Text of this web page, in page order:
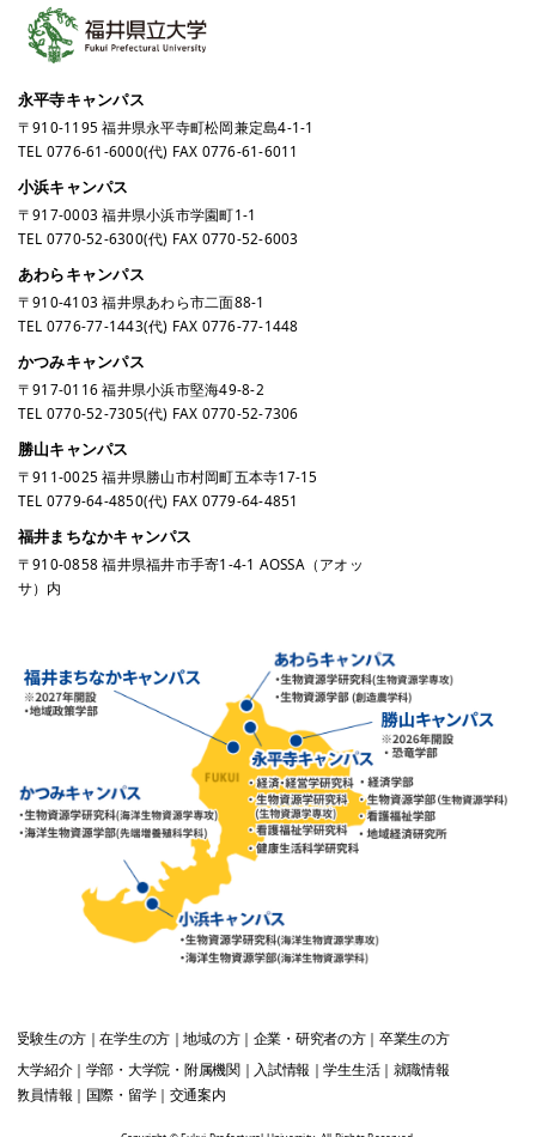
永平寺キャンパス
〒910-1195 福井県永平寺町松岡兼定島4-1-1
TEL 0776-61-6000(代) FAX 0776-61-6011
小浜キャンパス
〒917-0003 福井県小浜市学園町1-1
TEL 0770-52-6300(代) FAX 0770-52-6003
あわらキャンパス
〒910-4103 福井県あわら市二面88-1
TEL 0776-77-1443(代) FAX 0776-77-1448
かつみキャンパス
〒917-0116 福井県小浜市堅海49-8-2
TEL 0770-52-7305(代) FAX 0770-52-7306
勝山キャンパス
〒911-0025 福井県勝山市村岡町五本寺17-15
TEL 0779-64-4850(代) FAX 0779-64-4851
福井まちなかキャンパス
〒910-0858 福井県福井市手寄1-4-1 AOSSA（アオッ
サ）内
受験生の方 在学生の方 地域の方 企業・研究者の方 卒業生の方
大学紹介
学部・大学院・附属機関 入試情報 学生生活
就職情報
教員情報
国際・留学 交通案内